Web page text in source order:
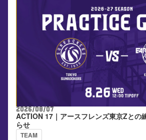
2026/08/07
ACTION 17｜アースフレンズ東京Zとの
らせ
TEAM